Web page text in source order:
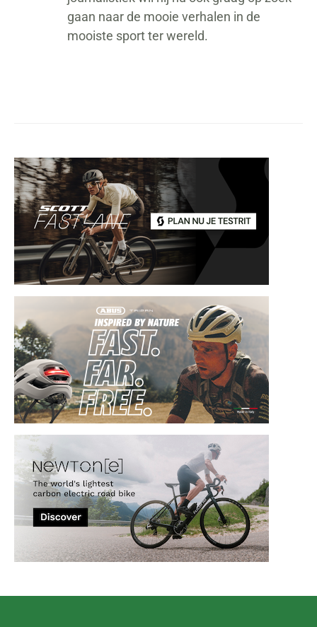
gaan naar de mooie verhalen in de
mooiste sport ter wereld.